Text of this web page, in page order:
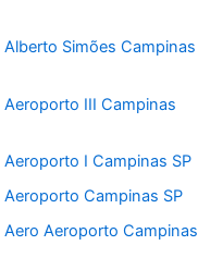
Simões Campinas
III Campinas
I Campinas SP
Campinas SP
Aeroporto Campinas